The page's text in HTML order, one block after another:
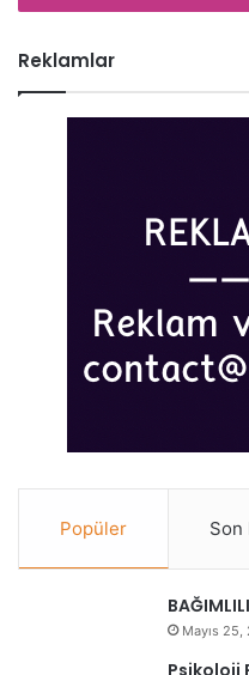
bir duruş sergilediği bir
Reklamlar
Popüler Son
Mayıs
Psikoloji